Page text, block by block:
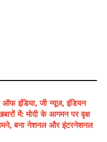
ऑफ इंडिया, जी न्यूज, इंडियन
में: मोदी के आगमन पर वृक्ष
बना नेशनल और इंटरनेशनल